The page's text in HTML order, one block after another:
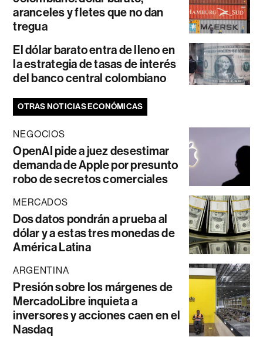
aranceles y fletes que no dan
tregua
El dólar barato entra de lleno en
la estrategia de tasas de interés
del banco central colombiano
OTRAS NOTICIAS ECONÓMICAS
NEGOCIOS
OpenAI pide a juez desestimar
demanda de Apple por presunto
robo de secretos comerciales
MERCADOS
Dos datos pondrán a prueba al
dólar y a estas tres monedas de
América Latina
ARGENTINA
Presión sobre los márgenes de
MercadoLibre inquieta a
inversores y acciones caen en el
Nasdaq